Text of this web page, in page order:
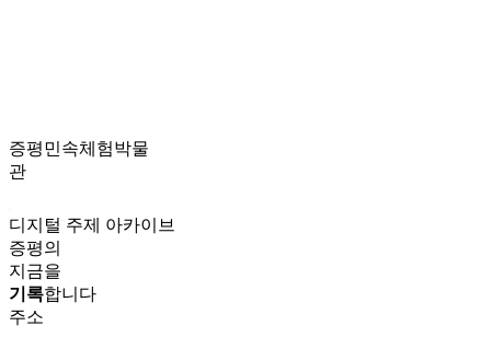
증평민속체험박물
관
디지털 주제 아카이브
증평의
지금을
기록합니다
주소